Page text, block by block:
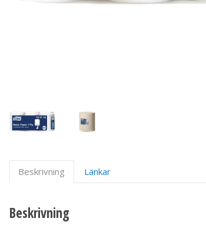
Beskrivning Länkar
Beskrivning